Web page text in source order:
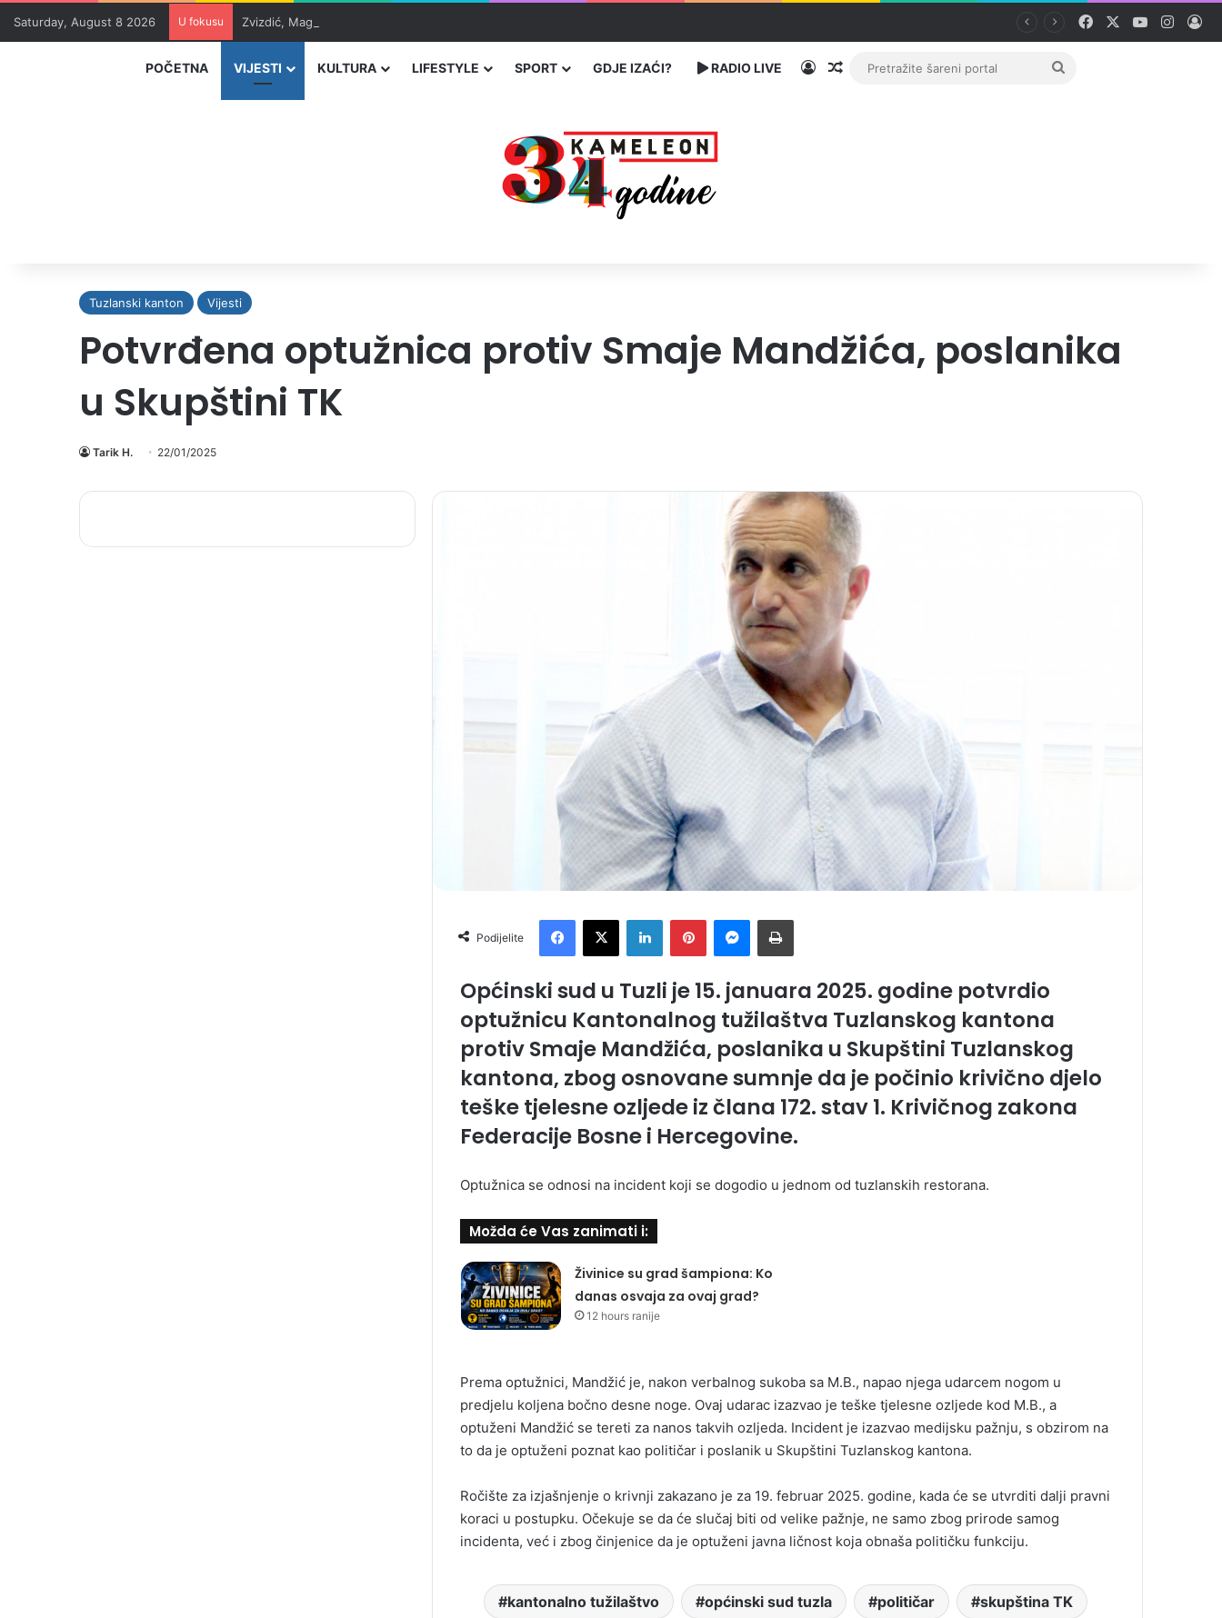
Saturday, August 8 2026 U fokusu Zvizdić, Magazinović i Kojović traže poseban status za Memorijalni centar Srebrenica Facebook YouTube
POČETNA VIJESTI KULTURA LIFESTYLE SPORT GDJE IZAĆI? RADIO LIVE PrijavaRandom članak
Pretražite
Tuzlanski kanton Vijesti
Potvrđena optužnica protiv Smaje Mandžića, poslanika
u Skupštini TK
Tarik H. 22/01/2025
Podijelite
Općinski sud u Tuzli je 15. januara 2025. godine potvrdio
optužnicu Kantonalnog tužilaštva Tuzlanskog kantona
protiv Smaje Mandžića, poslanika u Skupštini Tuzlanskog
kantona, zbog osnovane sumnje da je počinio krivično djelo
teške tjelesne ozljede iz člana 172. stav 1. Krivičnog zakona
Federacije Bosne i Hercegovine.
Optužnica se odnosi na incident koji se dogodio u jednom od tuzlanskih restorana.
Možda će Vas zanimati i:
Živinice su grad šampiona: Ko
danas osvaja za ovaj grad?
12 hours ranije
Prema optužnici, Mandžić je, nakon verbalnog sukoba sa M.B., napao njega udarcem nogom u
predjelu koljena bočno desne noge. Ovaj udarac izazvao je teške tjelesne ozljede kod M.B., a
optuženi Mandžić se tereti za nanos takvih ozljeda. Incident je izazvao medijsku pažnju, s obzirom na
to da je optuženi poznat kao političar i poslanik u Skupštini Tuzlanskog kantona.
Ročište za izjašnjenje o krivnji zakazano je za 19. februar 2025. godine, kada će se utvrditi dalji pravni
koraci u postupku. Očekuje se da će slučaj biti od velike pažnje, ne samo zbog prirode samog
incidenta, već i zbog činjenice da je optuženi javna ličnost koja obnaša političku funkciju.
kantonalno tužilaštvo općinski sud tuzla političar skupština TK